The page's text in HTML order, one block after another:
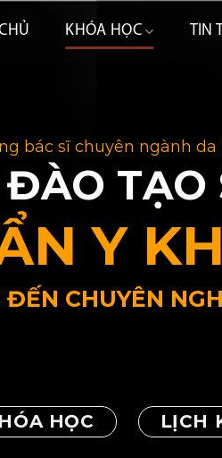
KHÓA HỌC TIN
bác sĩ chuyên ngành da
TẠO
Y
CHUYÊN
HỌC LỊCH